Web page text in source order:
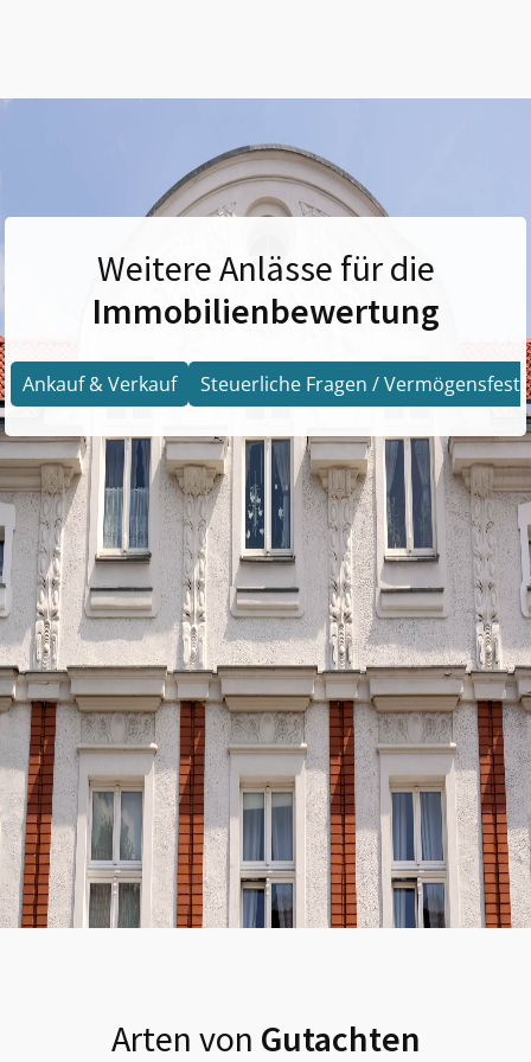
Weitere Anlässe für die
Immobilienbewertung
Ankauf & Verkauf Steuerliche Fragen /
Arten von Gutachten